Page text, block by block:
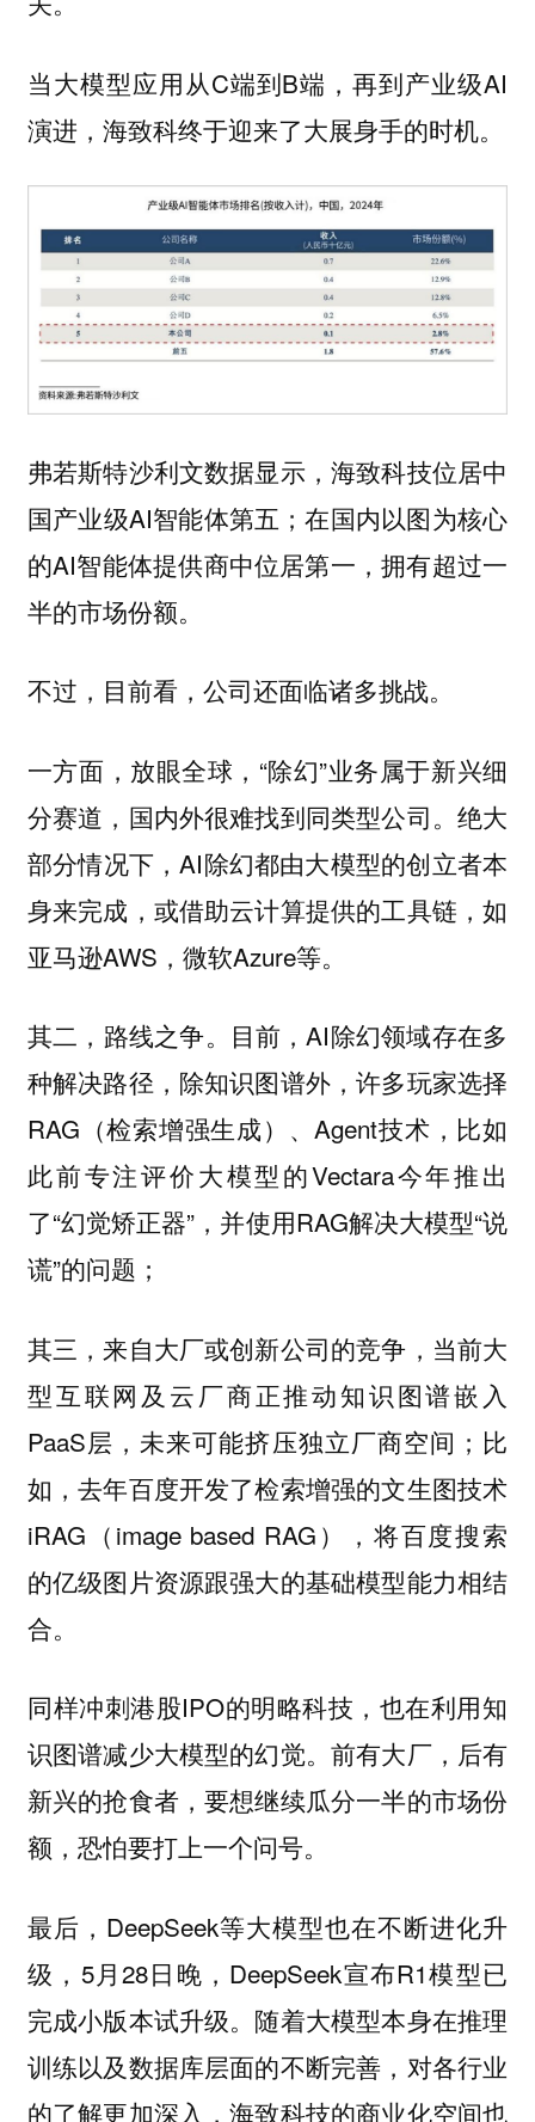
当大模型应用从C端到B端，再到产业级AI
演进，海致科终于迎来了大展身手的时机。
弗若斯特沙利文数据显示，海致科技位居中
国产业级AI智能体第五；在国内以图为核心
的AI智能体提供商中位居第一，拥有超过一
半的市场份额。
不过，目前看，公司还面临诸多挑战。
一方面，放眼全球，“除幻”业务属于新兴细
分赛道，国内外很难找到同类型公司。绝大
部分情况下，AI除幻都由大模型的创立者本
身来完成，或借助云计算提供的工具链，如
亚马逊AWS，微软Azure等。
其二，路线之争。目前，AI除幻领域存在多
种解决路径，除知识图谱外，许多玩家选择
RAG（检索增强生成）、Agent技术，比如
此前专注评价大模型的Vectara今年推出
了“幻觉矫正器”，并使用RAG解决大模型“说
谎”的问题；
其三，来自大厂或创新公司的竞争，当前大
型互联网及云厂商正推动知识图谱嵌入
PaaS层，未来可能挤压独立厂商空间；比
如，去年百度开发了检索增强的文生图技术
iRAG（image based RAG），将百度搜索
的亿级图片资源跟强大的基础模型能力相结
合。
同样冲刺港股IPO的明略科技，也在利用知
识图谱减少大模型的幻觉。前有大厂，后有
新兴的抢食者，要想继续瓜分一半的市场份
额，恐怕要打上一个问号。
最后，DeepSeek等大模型也在不断进化升
级，5月28日晚，DeepSeek宣布R1模型已
完成小版本试升级。随着大模型本身在推理
训练以及数据库层面的不断完善，对各行业
的了解更加深入，海致科技的商业化空间也